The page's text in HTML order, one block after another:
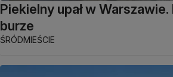
Piekielny upał w
burze
ŚRÓDMIEŚCIE